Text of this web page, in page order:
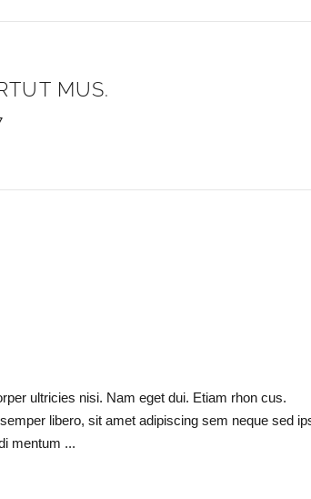
MUS.
ultricies nisi. Nam eget dui. Etiam rhon cus.
libero, sit amet adipiscing sem neque sed
mentum